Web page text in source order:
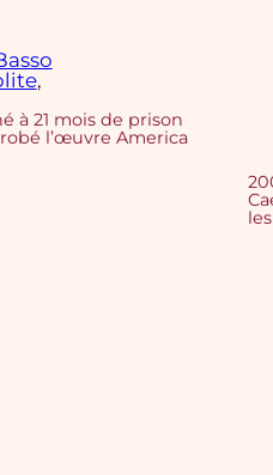
à 21 mois de prison
l’œuvre America